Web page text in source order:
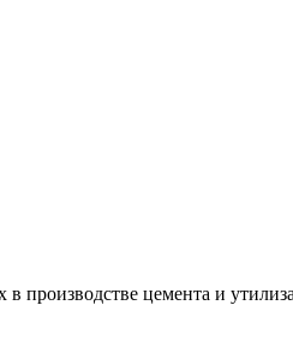
производстве цемента и